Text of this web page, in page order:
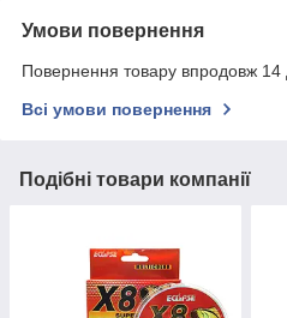
Умови повернення
Повернення товару впродовж 14
Всі умови повернення
Подібні товари компанії